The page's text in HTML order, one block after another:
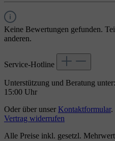
Keine Bewertungen gefunden.
anderen.
Service-Hotline
Unterstützung und Beratung unter:
15:00 Uhr
Oder über unser Kontaktformular.
Vertrag widerrufen
Alle Preise inkl. gesetzl.